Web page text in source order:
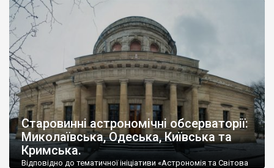
угіддях чеських (чи угорських) панів. Один із делегатів зробив
запис у щоденнику, про недоторканий віковічний праліс, […]
Старовинні астрономічні обсерваторії:
Миколаївська, Одеська, Київська та
Кримська.
Відповідно до тематичної ініціативи «Астрономія та Світова